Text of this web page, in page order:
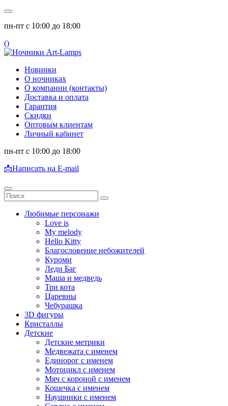
пн-пт с 10:00 до 18:00
()
Новинки
О ночниках
О компании (контакты)
Доставка и оплата
Гарантия
Скидки
Оптовым клиентам
Личный кабинет
пн-пт с 10:00 до 18:00
📩Написать на E-mail
Любимые персонажи
Love is
My melody
Hello Kitty
Благословение небожителей
Куроми
Леди Баг
Маша и медведь
Три кота
Царевны
Чебурашка
3D фигуры
Кристаллы
Детские
Детские метрики
Медвежата с именем
Единорог с именем
Мотоцикл с именем
Мяч с короной с именем
Кошечка с именем
Наушники с именем